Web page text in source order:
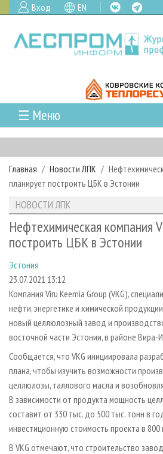
Вход EN
☰ Меню
ГЛАВНАЯ
РУБРИКИ И ТЕМЫ
РУБРИКИ ЖУРНАЛА
ЛЕСОЗАГОТОВКА
ЛЕСОПИЛЕНИЕ
СУШКА ДРЕВЕСИНЫ
ПРОИЗВОДСТВО ДРЕВЕСНЫХ ПЛИТ
ДЕРЕВЯННОЕ ДОМОСТРОЕНИЕ
ПРОИЗВОДСТВО МЕБЕЛИ
БИОЭНЕРГЕТИКА
ЦБП
ИНСТРУМЕНТ И МАТЕРИАЛЫ
НОВОСТИ
НОВОСТИ ЛПК
НОВОСТИ ЖУРНАЛА
ПРОЕКТЫ ЛПИ
АНАЛИТИКА
ПРЕДПРИЯТИЯ ЛПК
ПЕРСОНЫ
МОБИЛЬНЫЕ ВЫСТАВКИ
ОФИЦИАЛЬНЫЕ ДЕЛЕГАЦИИ
ПРИОРИТЕТНЫЕ ИНВЕСТПРОЕКТЫ
RUSSIAN FORESTRY REVIEW
ГАЗЕТА ЛЕСПРОМФОРУМ
БИБЛИОТЕКА СПЕЦИАЛИСТА
АРХИВ
АРХИВ ЖУРНАЛОВ
О ЖУРНАЛЕ
КОНТАКТЫ
РЕКЛАМОДАТЕЛЯМ
РЕКЛАМА
РЕКЛАМА НА САЙТЕ
Главная Новости ЛПК
планирует построить ЦБК в Эстонии
НОВОСТИ ЛПК
Нефтехимическая компания
построить ЦБК в Эстонии
Эстония
23.07.2021 13:12
Компания Viru Keemia Group (VKG),
нефти, энергетике и химической
новый целлюлозный завод и
восточной части Эстонии, в районе Вира-
Сообщается, что VKG инициировала
плана, чтобы изучить возможности
целлюлозы, таллового масла и
В зависимости от продукта мощность
составит от 330 тыс. до 500 тыс. тонн в
инвестиционную стоимость проекта в 800
В VKG отмечают, что строительство